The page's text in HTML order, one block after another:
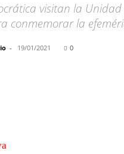
visitan la
conmemorar la
- 19/01/2021 0